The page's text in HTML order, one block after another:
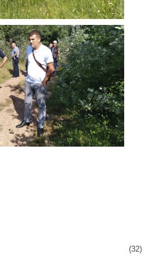
(32)